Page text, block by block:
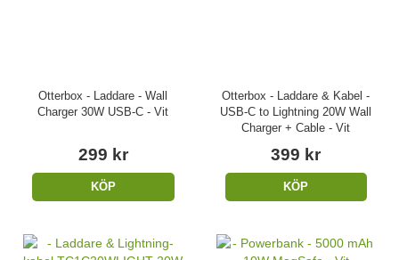
Otterbox - Laddare - Wall
Charger 30W USB-C - Vit
299 kr
KÖP
Otterbox - Laddare & Kabel -
USB-C to Lightning 20W Wall
Charger + Cable - Vit
399 kr
KÖP